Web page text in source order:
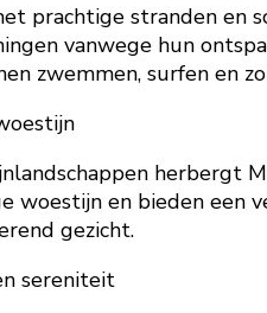
prachtige stranden
vanwege hun
zwemmen, surfen en
herbergt
woestijn en bieden een
gezicht.
sereniteit